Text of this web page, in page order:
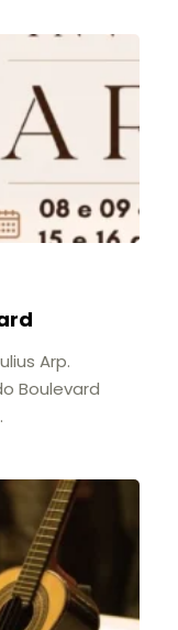
Nova
o legado
sua
e a
Arp.
Boulevard